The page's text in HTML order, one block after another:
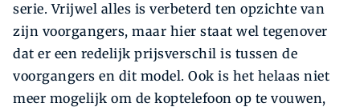
serie. Vrijwel alles is verbeterd ten opzichte van
zijn voorgangers, maar hier staat wel tegenover
dat er een redelijk prijsverschil is tussen de
voorgangers en dit model. Ook is het helaas niet
meer mogelijk om de koptelefoon op te vouwen,